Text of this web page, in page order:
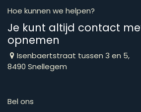
Hoe kunnen we helpen?
Je kunt altijd contact
opnemen
Isenbaertstraat tussen 3 en 5,
8490 Snellegem
Bel ons